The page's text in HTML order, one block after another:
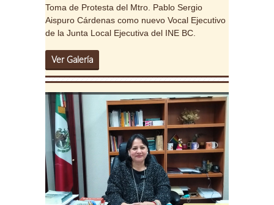
Toma de Protesta del Mtro. Pablo Sergio
Aispuro Cárdenas como nuevo Vocal Ejecutivo
de la Junta Local Ejecutiva del INE BC.
Ver Galería